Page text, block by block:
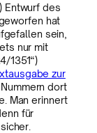
Entwurf des
hat
sein,
nur mit
1351“)
zur
dort
Man erinnert
für